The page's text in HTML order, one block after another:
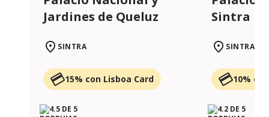
Jardines de Queluz
SINTRA
15% con Lisboa Card
Sintra
SINTRA
10%